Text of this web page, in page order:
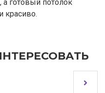
а готовый потолок
красиво.